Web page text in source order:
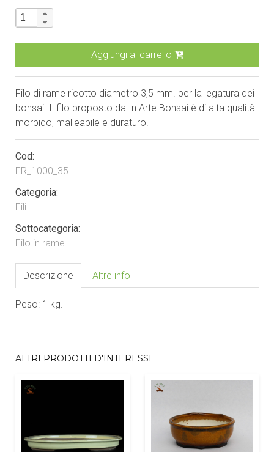
Aggiungi al carrello
Filo di rame ricotto diametro 3,5 mm. per la legatura dei
bonsai. Il filo proposto da In Arte Bonsai è di alta qualità:
morbido, malleabile e duraturo.
Cod:
FR_1000_35
Categoria:
Fili
Sottocategoria:
Filo in rame
Descrizione Altre info
Peso: 1 kg.
ALTRI PRODOTTI D'INTERESSE